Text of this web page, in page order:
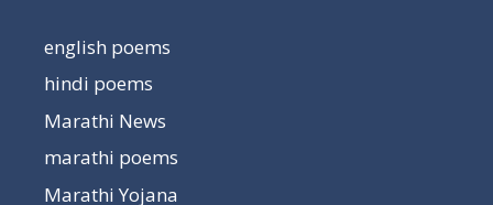
english poems
hindi poems
Marathi News
marathi poems
Marathi Yojana